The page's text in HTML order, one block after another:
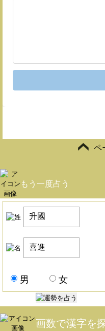
ペ
もう一度占う
男 女
画数で漢字を